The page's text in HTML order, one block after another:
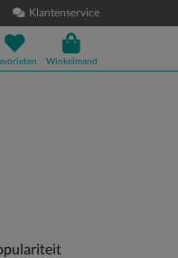
Klantenservice
Winkelmand